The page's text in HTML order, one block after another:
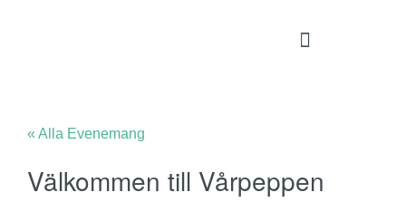
« Alla Evenemang
Välkommen till Vårpeppen